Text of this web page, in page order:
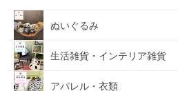
ぬいぐるみ
生活雑貨・インテリア雑貨
アパレル・衣類